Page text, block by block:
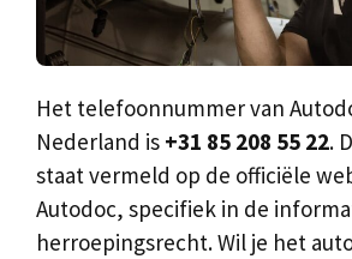
Het telefoonnummer van
Nederland is +31 85 208 55 22.
staat vermeld op de officiële
Autodoc, specifiek in de
herroepingsrecht. Wil je het